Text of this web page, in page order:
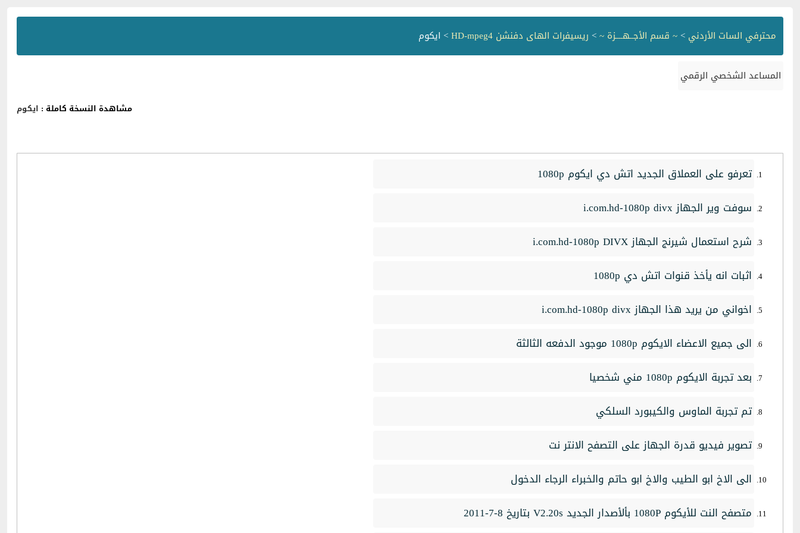
محترفي السات الأردني >~ قسم الأجــهــــزة ~> ريسيفرات الهاى دفنشن HD-mpeg4 > ايكوم
المساعد الشخصي الرقمي
مشاهدة النسخة كاملة : ايكوم
تعرفو على العملاق الجديد اتش دي ايكوم 1080p
سوفت وير الجهاز i.com.hd-1080p divx
شرح استعمال شيرنج الجهاز i.com.hd-1080p DIVX
اثبات انه يأخذ قنوات اتش دي 1080p
اخواني من يريد هذا الجهاز i.com.hd-1080p divx
الى جميع الاعضاء الايكوم 1080p موجود الدفعه الثالثة
بعد تجربة الايكوم 1080p مني شخصيا
تم تجربة الماوس والكيبورد السلكي
تصوير فيديو قدرة الجهاز على التصفح الانتر نت
الى الاخ ابو الطيب والاخ ابو حاتم والخبراء الرجاء الدخول
متصفح النت للأيكوم 1080P بألأصدار الجديد V2.20s بتاريخ 8-7-2011